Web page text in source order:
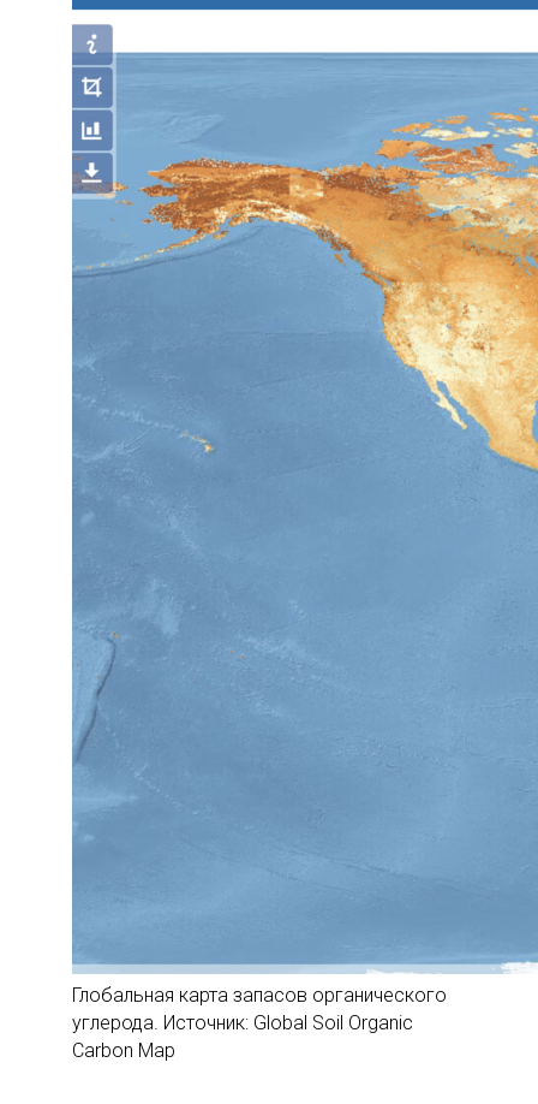
Глобальная карта запасов органического
углерода. Источник: Global Soil Organic
Carbon Map